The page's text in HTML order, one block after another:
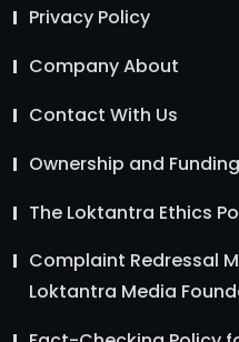
Privacy Policy
Company About
Contact With Us
Ownership and
The Loktantra Ethics
Complaint Redressal
Loktantra Media